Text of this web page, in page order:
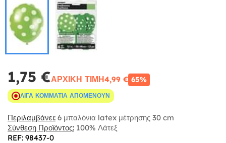
1,75 €ΑΡΧΙΚΉ ΤΙΜΉ4,99 € 65%
ΛΊΓΑ ΚΟΜΜΆΤΙΑ ΑΠΟΜΈΝΟΥΝ
Περιλαμβάνει: 6 μπαλόνια latex μέτρησης 30 cm
Σύνθεση Προϊόντος: 100% Λάτεξ
REF: 98437-0